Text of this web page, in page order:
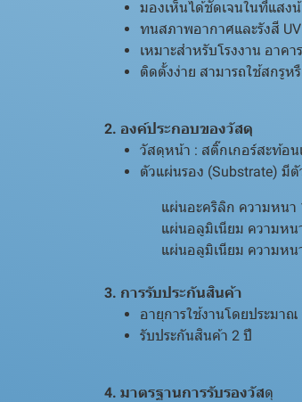
มองเห็นได้ชัดเจนในที่แสง
ทนสภาพอากาศและรังสี
เหมาะสำหรับโรงงาน อาค
ติดตั้งง่าย สามารถใช้สกรูห
2. องค์ประกอบของวัสดุ
วัสดุหน้า : สติ๊กเกอร์สะท้อ
ตัวแผ่นรอง (Substrate) มีตั
แผ่นอะคริลิก ความหนา
แผ่นอลูมิเนียม ความหนา
แผ่นอลูมิเนียม ความหนา 2 ม
3. การรับประกันสินค้า
อายุการใช้งานโดยประมา
รับประกันสินค้า 2 ปี
4. มาตรฐานการรับรองวัสดุ